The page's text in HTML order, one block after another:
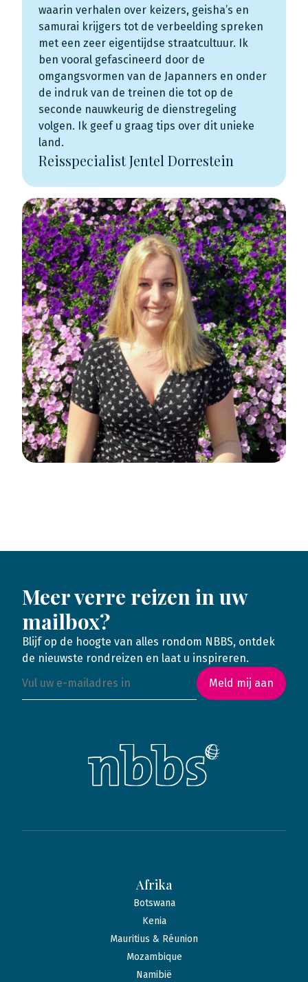
waarin verhalen over keizers, geisha’s en
samurai krijgers tot de verbeelding spreken
met een zeer eigentijdse straatcultuur. Ik
ben vooral gefascineerd door de
omgangsvormen van de Japanners en onder
de indruk van de treinen die tot op de
seconde nauwkeurig de dienstregeling
volgen. Ik geef u graag tips over dit unieke
land.
Reisspecialist Jentel Dorrestein
Meer verre reizen in uw
mailbox?
Blijf op de hoogte van alles rondom NBBS, ontdek
de nieuwste rondreizen en laat u inspireren.
Meld mij aan
Afrika
Botswana
Kenia
Mauritius & Réunion
Mozambique
Namibië